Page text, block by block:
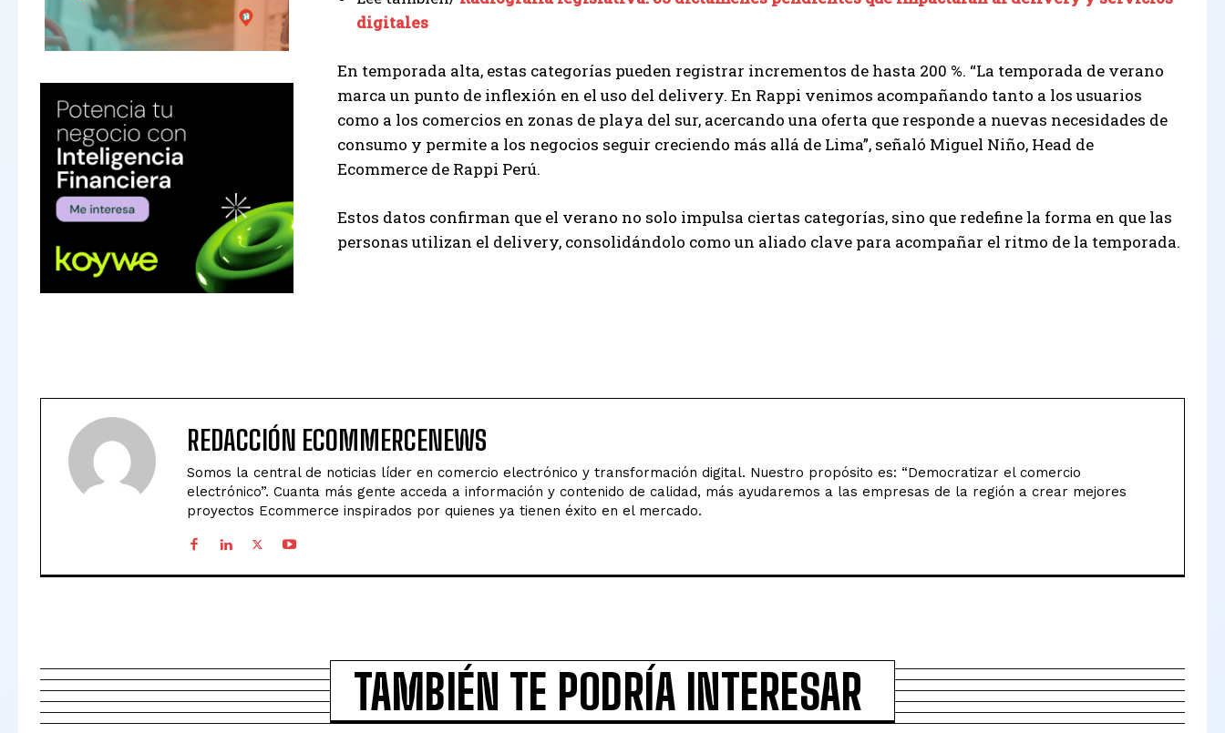
digitales
En temporada alta, estas categorías pueden registrar incrementos de hasta 200 %. “La temporada de verano
marca un punto de inflexión en el uso del delivery. En Rappi venimos acompañando tanto a los usuarios
como a los comercios en zonas de playa del sur, acercando una oferta que responde a nuevas necesidades de
consumo y permite a los negocios seguir creciendo más allá de Lima”, señaló Miguel Niño, Head de
Ecommerce de Rappi Perú.
Estos datos confirman que el verano no solo impulsa ciertas categorías, sino que redefine la forma en que las
personas utilizan el delivery, consolidándolo como un aliado clave para acompañar el ritmo de la temporada.
REDACCIÓN ECOMMERCENEWS
Somos la central de noticias líder en comercio electrónico y transformación digital. Nuestro propósito es: “Democratizar el comercio
electrónico”. Cuanta más gente acceda a información y contenido de calidad, más ayudaremos a las empresas de la región a crear mejores
proyectos Ecommerce inspirados por quienes ya tienen éxito en el mercado.
TAMBIÉN TE PODRÍA INTERESAR